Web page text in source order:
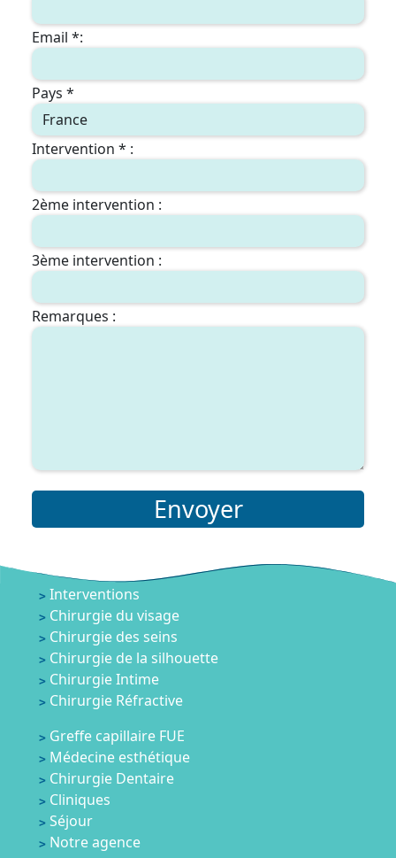
Email *:
Pays *
Intervention * :
2ème intervention :
3ème intervention :
Remarques :
Envoyer
Interventions
Chirurgie du visage
Chirurgie des seins
Chirurgie de la silhouette
Chirurgie Intime
Chirurgie Réfractive
Greffe capillaire FUE
Médecine esthétique
Chirurgie Dentaire
Cliniques
Séjour
Notre agence